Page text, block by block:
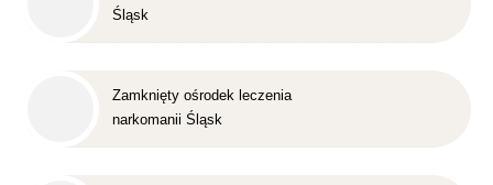
Śląsk
Zamknięty ośrodek leczenia
narkomanii Śląsk